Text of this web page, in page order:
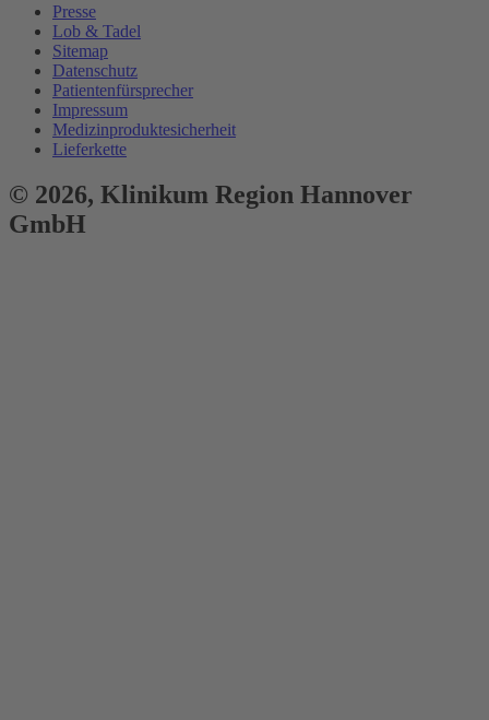
Presse
Lob & Tadel
Sitemap
Datenschutz
Patientenfürsprecher
Impressum
Medizinproduktesicherheit
Lieferkette
© 2026, Klinikum Region Hannover
GmbH